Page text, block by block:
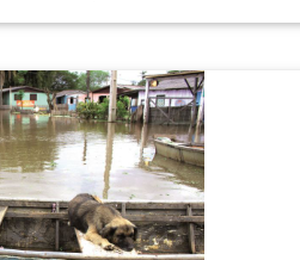
da população gera, também,
e provenientes da própria...